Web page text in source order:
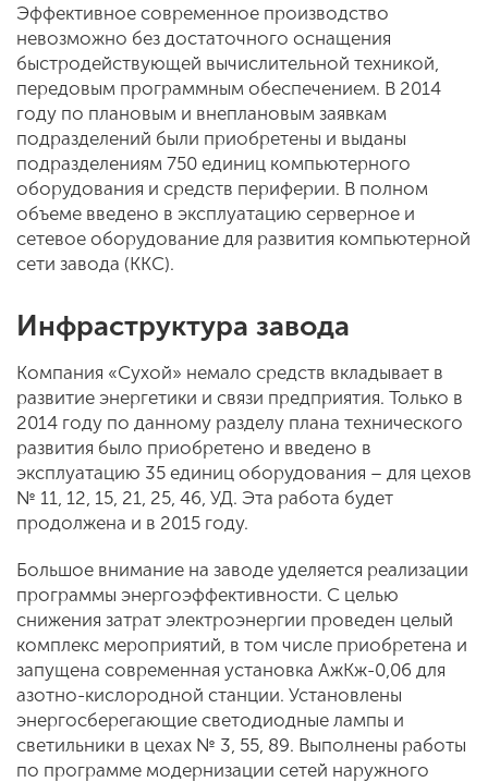
Эффективное современное производство
невозможно без достаточного оснащения
быстродействующей вычислительной техникой,
передовым программным обеспечением. В 2014
году по плановым и внеплановым заявкам
подразделений были приобретены и выданы
подразделениям 750 единиц компьютерного
оборудования и средств периферии. В полном
объеме введено в эксплуатацию серверное и
сетевое оборудование для развития компьютерной
сети завода (ККС).
Инфраструктура завода
Компания «Сухой» немало средств вкладывает в
развитие энергетики и связи предприятия. Только в
2014 году по данному разделу плана технического
развития было приобретено и введено в
эксплуатацию 35 единиц оборудования – для цехов
№ 11, 12, 15, 21, 25, 46, УД. Эта работа будет
продолжена и в 2015 году.
Большое внимание на заводе уделяется реализации
программы энергоэффективности. С целью
снижения затрат электроэнергии проведен целый
комплекс мероприятий, в том числе приобретена и
запущена современная установка АжКж-0,06 для
азотно-кислородной станции. Установлены
энергосберегающие светодиодные лампы и
светильники в цехах № 3, 55, 89. Выполнены работы
по программе модернизации сетей наружного